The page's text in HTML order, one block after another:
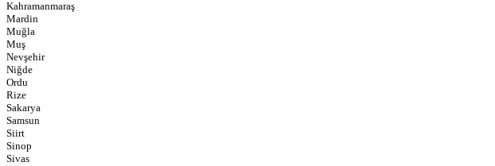
Kahramanmaraş
Mardin
Muğla
Muş
Nevşehir
Niğde
Ordu
Rize
Sakarya
Samsun
Siirt
Sinop
Sivas